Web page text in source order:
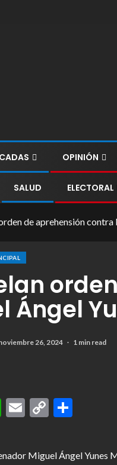
OPINIÓN
SALUD ELECTORAL
de aprehensión
Ángel
26, 2024 1 min read
WhatsApp
Email
Copy
Miguel Ángel Yunes